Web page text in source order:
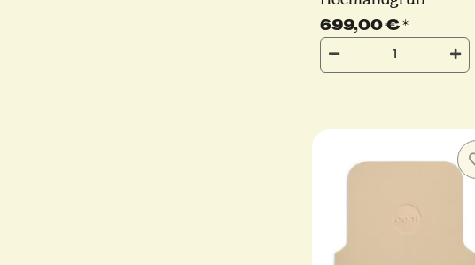
699,00 €*